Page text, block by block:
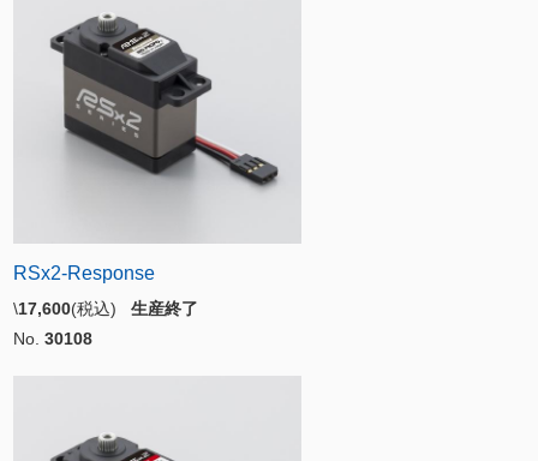
RSx2-Response
\17,600(税込) 生産終了
No. 30108